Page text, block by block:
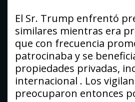
El Sr. Trump enfrentó
similares mientras era
que con frecuencia
patrocinaba y se
propiedades privadas,
internacional . Los
preocuparon entonces